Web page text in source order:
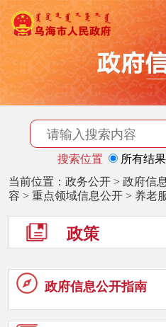
搜索位置 所有结果
当前位置： 政务公开 > 政府信
容 > 重点领域信息公开 > 养老
政策
政府信息公开指南